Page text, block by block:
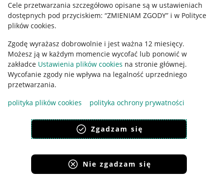
Cele przetwarzania szczegółowo opisane są w ustawieniach
dostępnych pod przyciskiem: “ZMIENIAM ZGODY” i w Polityce
plików cookies.
Zgodę wyrażasz dobrowolnie i jest ważna 12 miesięcy.
Możesz ją w każdym momencie wycofać lub ponowić w
zakładce Ustawienia plików cookies na stronie głównej.
Wycofanie zgody nie wpływa na legalność uprzedniego
przetwarzania.
polityka plików cookies
polityka ochrony prywatności
Zgadzam się
Nie zgadzam się
Udostępnianie lokalizacji
Informacje dla Aktu o Usługach Cyfrowych
Pobierz aplikację
Korzystanie z serwisu oznacza akceptacjęregulaminu